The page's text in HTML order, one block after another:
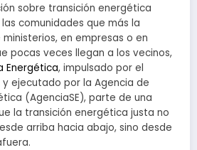
sobre transición energética
comunidades que más la
en empresas o en
pocas veces llegan a los vecinos,
Energética, impulsado por el
y ejecutado por la Agencia de
(AgenciaSE), parte de una
la transición energética justa no
arriba hacia abajo, sino desde